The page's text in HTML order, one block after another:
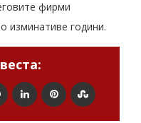
фирми
изминативе години.